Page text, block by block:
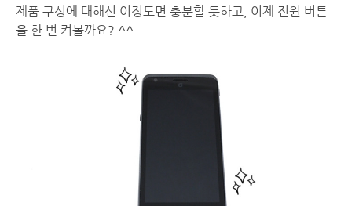
제품 구성에 대해선 이정도면 충분할 듯하고, 이제 전원 버튼
을 한 번 켜볼까요? ^^